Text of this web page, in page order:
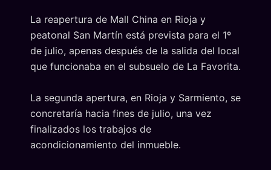
La reapertura de Mall China en Rioja y
peatonal San Martín está prevista para el 1º
de julio, apenas después de la salida del local
que funcionaba en el subsuelo de La Favorita.
La segunda apertura, en Rioja y Sarmiento, se
concretaría hacia fines de julio, una vez
finalizados los trabajos de
acondicionamiento del inmueble.